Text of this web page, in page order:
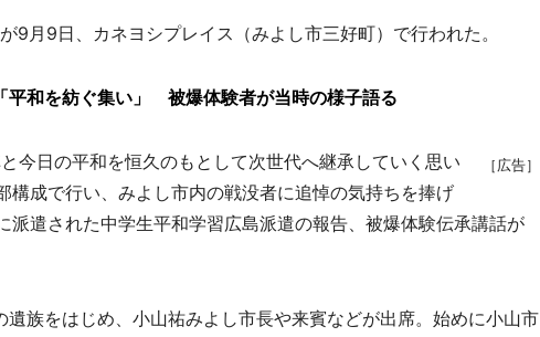
月9日、カネヨシプレイス（みよし市三好町）で行われた。
平和を紡ぐ集い」 被爆体験者が当時の様子語る
［広告］
今日の平和を恒久のもとして次世代へ継承していく思い
構成で行い、みよし市内の戦没者に追悼の気持ちを捧げ
派遣された中学生平和学習広島派遣の報告、被爆体験伝承講話が
族をはじめ、小山祐みよし市長や来賓などが出席。始めに小山市